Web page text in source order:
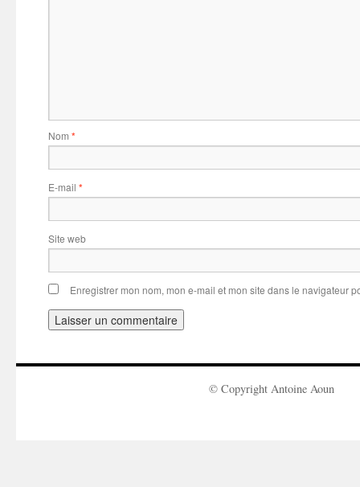
Nom *
E-mail *
Site web
Enregistrer mon nom, mon e-mail et mon site dans le navigateur
© Copyright Antoine Aoun